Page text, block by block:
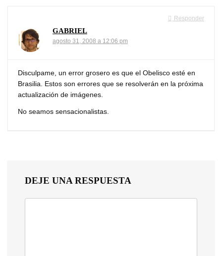
Responder
GABRIEL
agosto 31, 2008 a 12:06 pm
Disculpame, un error grosero es que el Obelisco esté en
Brasilia. Estos son errores que se resolverán en la próxima
actualización de imágenes.
No seamos sensacionalistas.
DEJE UNA RESPUESTA